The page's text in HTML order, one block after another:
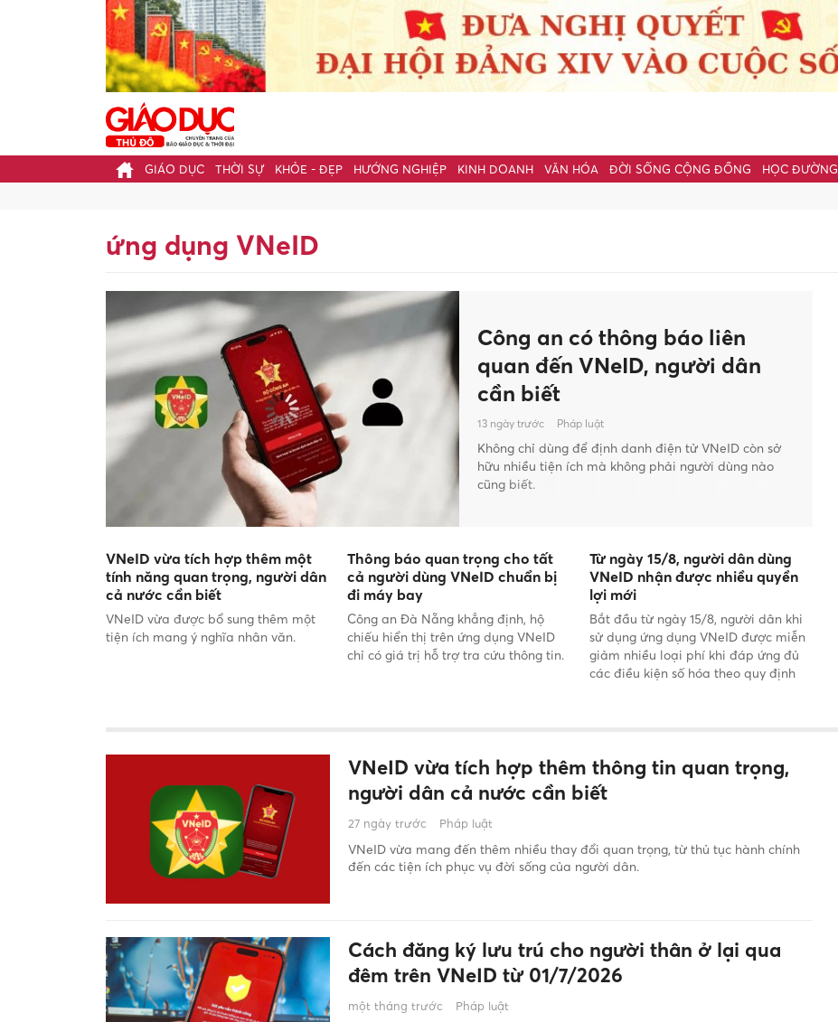
GIÁO DỤC THỜI SỰ KHỎE - ĐẸP HƯỚNG NGHIỆP KINH DOANH VĂN HÓA ĐỜI SỐNG CỘNG ĐỒNG HỌC ĐƯỜNG
ứng dụng VNeID
Công an có thông báo liên
quan đến VNeID, người dân
cần biết
13 ngày trước Pháp luật
Không chỉ dùng để định danh điện tử VNeID còn sở
hữu nhiều tiện ích mà không phải người dùng nào
cũng biết.
VNeID vừa tích hợp thêm một
tính năng quan trọng, người dân
cả nước cần biết
VNeID vừa được bổ sung thêm một
tiện ích mang ý nghĩa nhân văn.
Thông báo quan trọng cho tất
cả người dùng VNeID chuẩn bị
đi máy bay
Công an Đà Nẵng khẳng định, hộ
chiếu hiển thị trên ứng dụng VNeID
chỉ có giá trị hỗ trợ tra cứu thông tin.
Từ ngày 15/8, người dân dùng
VNeID nhận được nhiều quyền
lợi mới
Bắt đầu từ ngày 15/8, người dân khi
sử dụng ứng dụng VNeID được miễn
giảm nhiều loại phí khi đáp ứng đủ
các điều kiện số hóa theo quy định
VNeID vừa tích hợp thêm thông tin quan trọng,
người dân cả nước cần biết
27 ngày trước Pháp luật
VNeID vừa mang đến thêm nhiều thay đổi quan trọng, từ thủ tục hành chính
đến các tiện ích phục vụ đời sống của người dân.
Cách đăng ký lưu trú cho người thân ở lại qua
đêm trên VNeID từ 01/7/2026
một tháng trước Pháp luật